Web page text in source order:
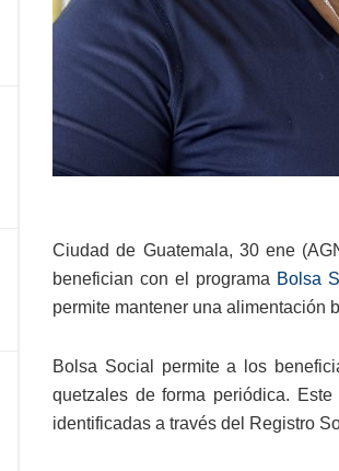
Ciudad de Guatemala, 30 ene
benefician con el programa Bolsa
permite mantener una alimentación
Bolsa Social permite a los
quetzales de forma periódica.
identificadas a través del Registro